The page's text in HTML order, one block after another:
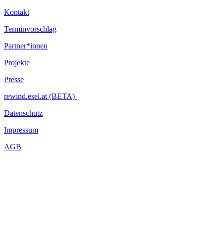
Kontakt
Terminvorschlag
Partner*innen
Projekte
Presse
rewind.esel.at (BETA)
Datenschutz
Impressum
AGB